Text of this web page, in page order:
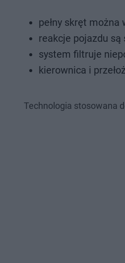
pełny skręt można
reakcje pojazdu są
system filtruje
kierownica i
Technologia stosowana